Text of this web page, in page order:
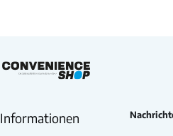
Informationen